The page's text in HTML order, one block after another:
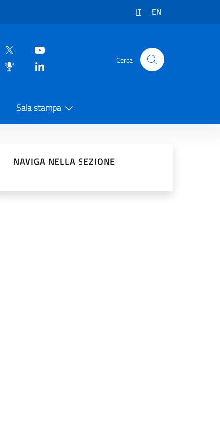
IT EN
Cerca
Sala stampa
NAVIGA NELLA SEZIONE